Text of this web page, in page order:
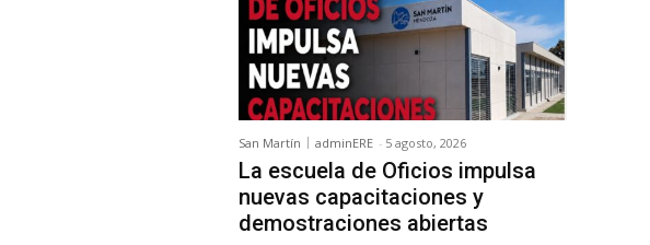
San Martín adminERE - 5 agosto, 2026
La escuela de Oficios impulsa
nuevas capacitaciones y
demostraciones abiertas